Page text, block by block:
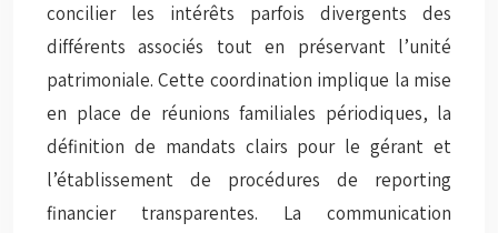
concilier les intérêts parfois divergents des
différents associés tout en préservant l’unité
patrimoniale. Cette coordination implique la mise
en place de réunions familiales périodiques, la
définition de mandats clairs pour le gérant et
l’établissement de procédures de reporting
financier transparentes. La communication